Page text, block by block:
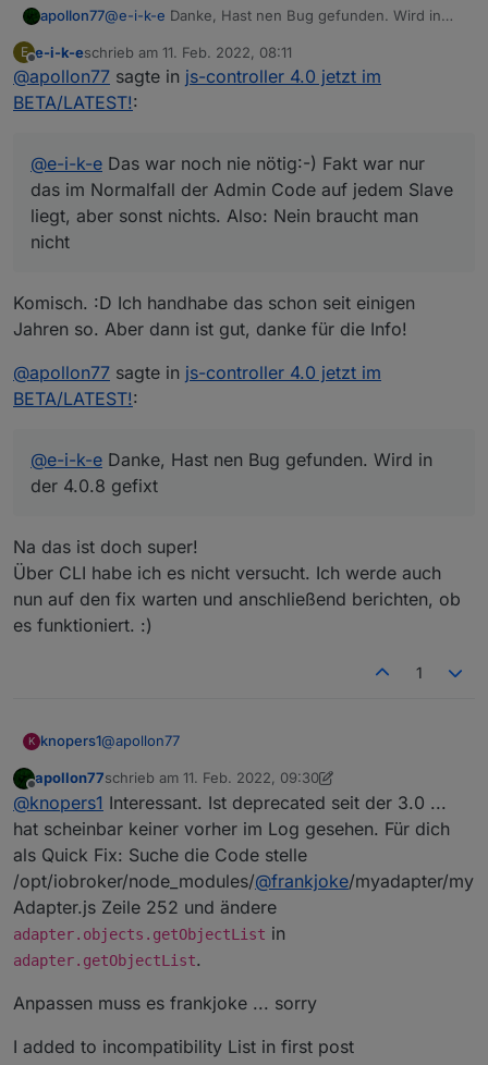
apollon77@e-i-k-e Danke, Hast nen Bug gefunden. Wird in
E
Offline
e-i-k-eschrieb am 11. Feb. 2022, 08:11
zuletzt editiert von
@apollon77 sagte in js-controller 4.0 jetzt im
BETA/LATEST!:
@e-i-k-e Das war noch nie nötig:-) Fakt war nur
das im Normalfall der Admin Code auf jedem Slave
liegt, aber sonst nichts. Also: Nein braucht man
nicht
Komisch. :D Ich handhabe das schon seit einigen
Jahren so. Aber dann ist gut, danke für die Info!
@apollon77 sagte in js-controller 4.0 jetzt im
BETA/LATEST!:
@e-i-k-e Danke, Hast nen Bug gefunden. Wird in
der 4.0.8 gefixt
Na das ist doch super!
Über CLI habe ich es nicht versucht. Ich werde auch
nun auf den fix warten und anschließend berichten, ob
es funktioniert. :)
1
K knopers1@apollon77
der js.controller über die Version 3.3.22 legt leider
den KM.200 Adapter flach.
Nach Update werden keine Datenpunkte aktualisiert,
obwohl der Adapter verbunden ist.
Die letze funktionierende Version des js.controllers
brachte bereits eine Warnmeldung:
Zurück auf die V3.3.22, und der KM.200 läuft erneut.
Ein Issues ist bereits geöffnet:
https://github.com/frankjoke/ioBroker.km200/issues/
69
2022-02-09 05:25:11.374 - info:
wenigstens weiter. Kannst Du Apollon77 da etwas
Gruß Lukas
Offline
apollon77schrieb am 11. Feb. 2022, 09:30
zuletzt editiert von apollon772. Nov. 2022, 10:36
@knopers1 Interessant. Ist deprecated seit der 3.0 ...
hat scheinbar keiner vorher im Log gesehen. Für dich
als Quick Fix: Suche die Code stelle
/opt/iobroker/node_modules/@frankjoke/myadapter/my
Adapter.js Zeile 252 und ändere
adapter.objects.getObjectList in
adapter.getObjectList.
Anpassen muss es frankjoke ... sorry
I added to incompatibility List in first post